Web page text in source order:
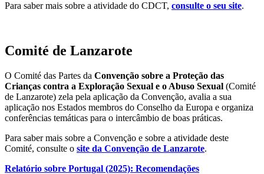
Para saber mais sobre a atividade do CDCT, consulte o seu site.
Comité de Lanzarote
O Comité das Partes da Convenção sobre a Proteção das
Crianças contra a Exploração Sexual e o Abuso Sexual (Comité
de Lanzarote) zela pela aplicação da Convenção, avalia a sua
aplicação nos Estados membros do Conselho da Europa e organiza
conferências temáticas para o intercâmbio de boas práticas.
Para saber mais sobre a Convenção e sobre a atividade deste
Comité, consulte o site da Convenção de Lanzarote.
Relatório sobre Portugal (2025): Recomendações